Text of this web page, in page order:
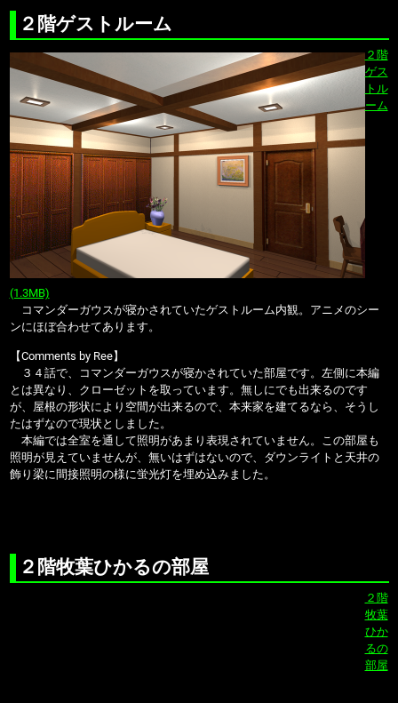
２階ゲストルーム
２階
ゲス
トル
ーム
(1.3MB)
コマンダーガウスが寝かされていたゲストルーム内観。アニメのシー
ンにほぼ合わせてあります。
【Comments by Ree】
３４話で、コマンダーガウスが寝かされていた部屋です。左側に本編
とは異なり、クローゼットを取っています。無しにでも出来るのです
が、屋根の形状により空間が出来るので、本来家を建てるなら、そうし
たはずなので現状としました。
本編では全室を通して照明があまり表現されていません。この部屋も
照明が見えていませんが、無いはずはないので、ダウンライトと天井の
飾り梁に間接照明の様に蛍光灯を埋め込みました。
２階牧葉ひかるの部屋
２階
牧葉
ひか
るの
部屋